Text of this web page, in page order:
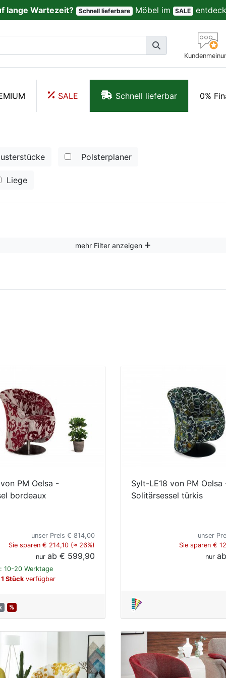
lange Wartezeit? Schnell lieferbare Möbel im SALE
SALE Schnell lieferbar 0%
Polsterplaner
Liege
mehr Filter anzeigen
PM Oelsa -
bordeaux
unser Preis € 814,00
Sie sparen € 214,10 (≈ 26%)
nur ab € 599,90
10-20 Werktage
Stück verfügbar
%
Sylt-LE18 von PM Oelsa
Solitärsessel türkis
unser
Sie sparen €
nur